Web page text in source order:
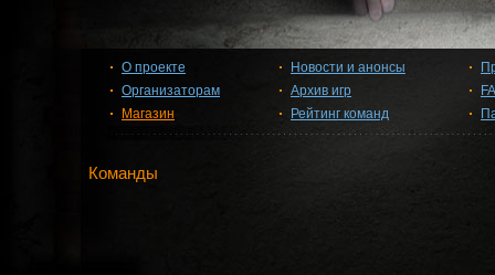
О проекте
Организаторам
Магазин
Новости и анонсы
Архив игр
Рейтинг команд
Команды